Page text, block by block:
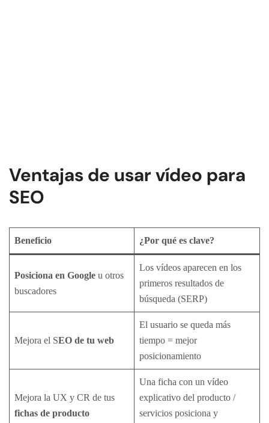
Ventajas de usar vídeo para
SEO
Beneficio ¿Por qué es clave?
Posiciona en Google u otros
buscadores
Los vídeos aparecen en los
primeros resultados de
búsqueda (SERP)
Mejora el SEO de tu web
El usuario se queda más
tiempo = mejor
posicionamiento
Mejora la UX y CR de tus
fichas de producto
Una ficha con un vídeo
explicativo del producto /
servicios posiciona y